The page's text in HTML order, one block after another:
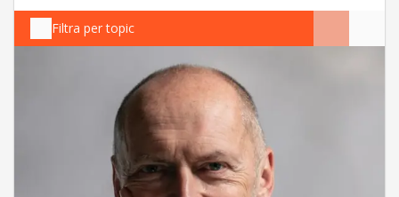
Filtra per topic